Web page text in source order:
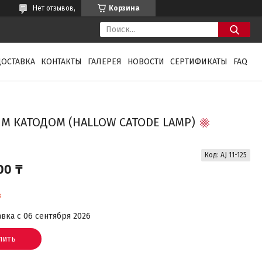
Корзина
Нет отзывов,
КОНТАКТЫ ГАЛЕРЕЯ НОВОСТИ СЕРТИФИКАТЫ FAQ
(HALLOW CATODE LAMP)
₸
Код: AJ 11-125
с 06 сентября 2026